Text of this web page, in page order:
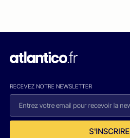
RECEVEZ NOTRE NEWSLETTER
S'INSCRIRE